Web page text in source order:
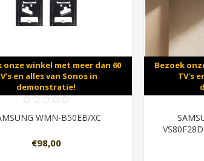
onze winkel met meer dan 60
en alles van Sonos in
demonstratie!
WMN-B50EB/XC
€98,00
Bezoek
TV's